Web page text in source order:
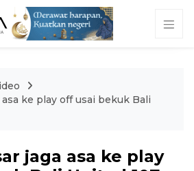
asa ke play off usai bekuk Bali
jaga asa ke play